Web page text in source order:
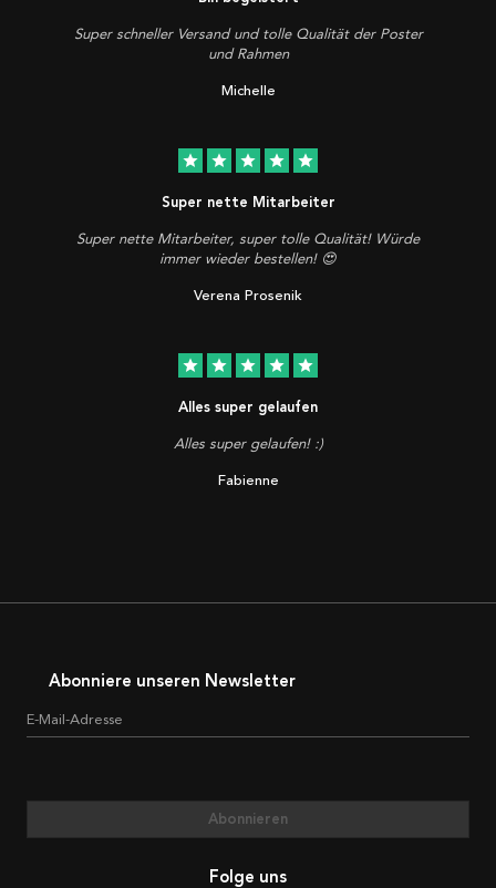
Super schneller Versand und tolle Qualität der Poster
und Rahmen
Michelle
star star star star star
Super nette Mitarbeiter
Super nette Mitarbeiter, super tolle Qualität! Würde
immer wieder bestellen! 😍
Verena Prosenik
star star star star star
Alles super gelaufen
Alles super gelaufen! :)
Fabienne
Abonniere unseren Newsletter
E-Mail-Adresse
Abonnieren
Folge uns